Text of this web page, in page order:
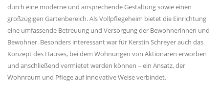
durch eine moderne und ansprechende Gestaltung sowie einen
großzügigen Gartenbereich. Als Vollpflegeheim bietet die Einrichtung
eine umfassende Betreuung und Versorgung der Bewohnerinnen und
Bewohner. Besonders interessant war für Kerstin Schreyer auch das
Konzept des Hauses, bei dem Wohnungen von Aktionären erworben
und anschließend vermietet werden können – ein Ansatz, der
Wohnraum und Pflege auf innovative Weise verbindet.